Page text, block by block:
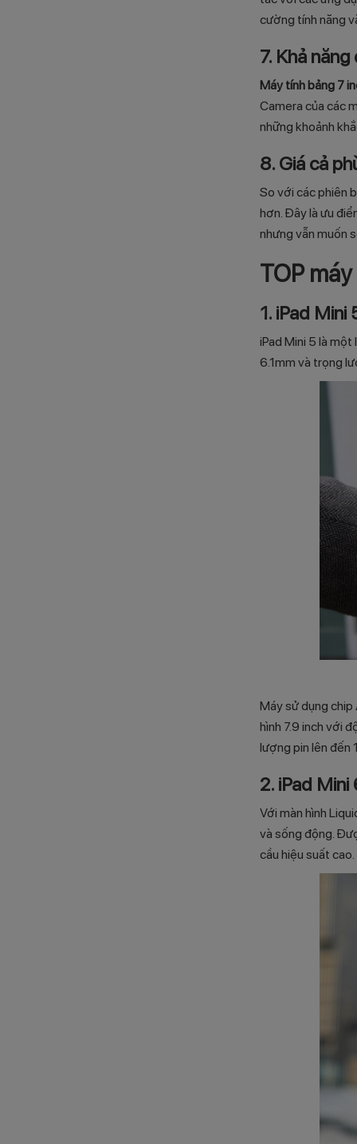
cường tính năng
7. Khả
Máy tính bảng 7
Camera của các
những khoảnh
8. Giá cả
So với các phiên
hơn. Đây là ưu
nhưng vẫn muốn
TOP
1. iPad Mini
iPad Mini 5 là
6.1mm và trọng
Máy sử dụng chip
hình 7.9 inch với
lượng pin lên đến
2. iPad
Với màn hình
và sống động.
cầu hiệu suất cao.